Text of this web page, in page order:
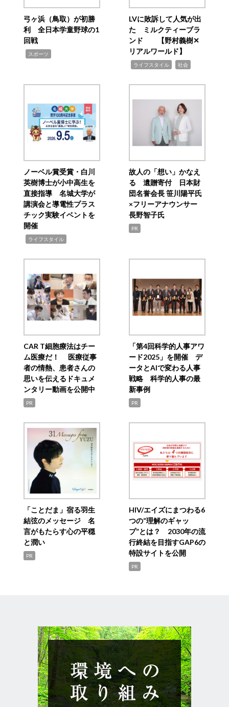
弓ヶ浜（鳥取）が初勝
利 全日本学童野球の1
回戦
スポーツ
LVに敗訴して人気が出
た ミルクティーブラ
ンド 【野村義樹✕
リアルワールド】
ライフスタイル 社会
ノーベル賞受賞・白川
英樹博士が小中高生を
直接指導 名城大学が
講演会と導電性プラス
チック実験イベントを
開催
ライフスタイル
故人の「想い」かなえ
る 遺贈寄付 日本財
団名誉会長 笹川陽平氏
×フリーアナウンサー
長野智子氏
PR
CAR T細胞療法はチー
ム医療だ！ 医療従事
者の情熱、患者さんの
思いを伝えるドキュメ
ンタリー動画を公開中
PR
「第4回科学的人事アワ
ード2025」を開催 デ
ータとAIで変わる人事
戦略 科学的人事の最
新事例
PR
「ことだま」宿る羽生
結弦のメッセージ 名
言がもたらす心の平穏
と潤い
PR
HIV/エイズにまつわる6
つの“理解のギャッ
プ”とは？ 2030年の流
行終結を目指すGAP6の
特設サイトを公開
PR